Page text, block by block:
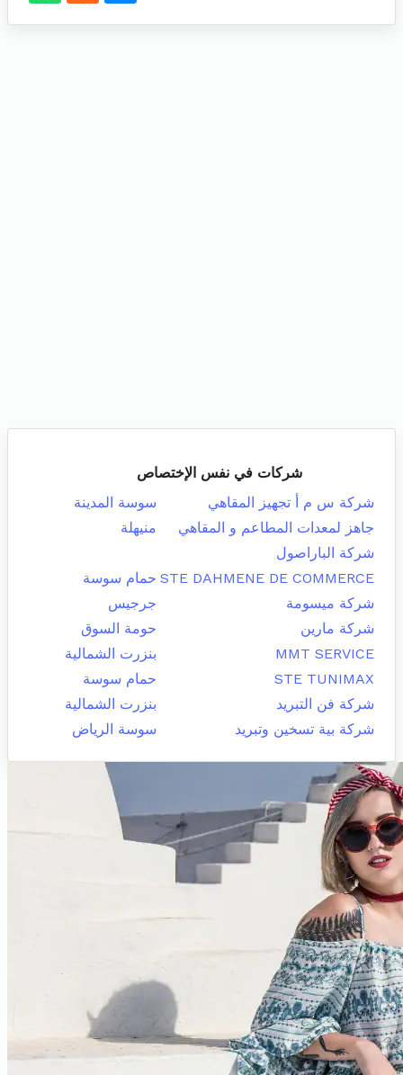
شركات في نفس الإختصاص
شركة س م أ تجهيز المقاهي
سوسة المدينة
جاهز لمعدات المطاعم و المقاهي
منيهلة
شركة الباراصول
STE DAHMENE DE COMMERCE حمام سوسة
شركة ميسومة
جرجيس
شركة مارين
حومة السوق
MMT SERVICE
بنزرت الشمالية
STE TUNIMAX
حمام سوسة
شركة فن التبريد
بنزرت الشمالية
شركة بية تسخين وتبريد
سوسة الرياض